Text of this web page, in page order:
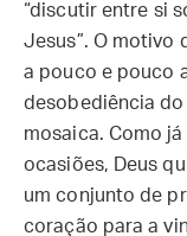
“discutir entre si
Jesus”. O motivo
a pouco e pouco
desobediência
mosaica. Como
ocasiões, Deus
um conjunto de
coração para a